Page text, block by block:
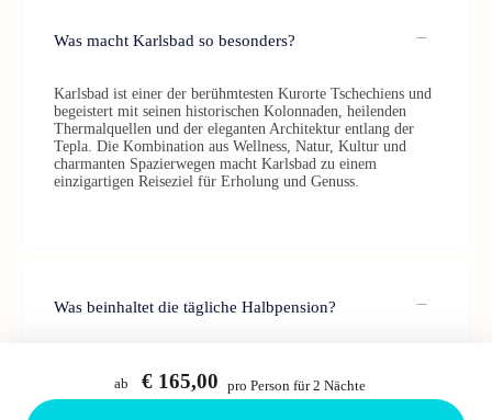
Was macht Karlsbad so besonders?
Karlsbad ist einer der berühmtesten Kurorte Tschechiens und
begeistert mit seinen historischen Kolonnaden, heilenden
Thermalquellen und der eleganten Architektur entlang der
Tepla. Die Kombination aus Wellness, Natur, Kultur und
charmanten Spazierwegen macht Karlsbad zu einem
einzigartigen Reiseziel für Erholung und Genuss.
Was beinhaltet die tägliche Halbpension?
Dinnerbuffet.
ab € 165,00 pro Person für 2 Nächte